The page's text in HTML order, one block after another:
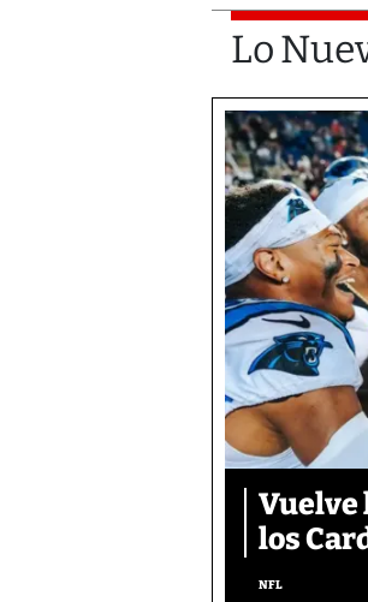
Lo
Vuelve
los
NFL